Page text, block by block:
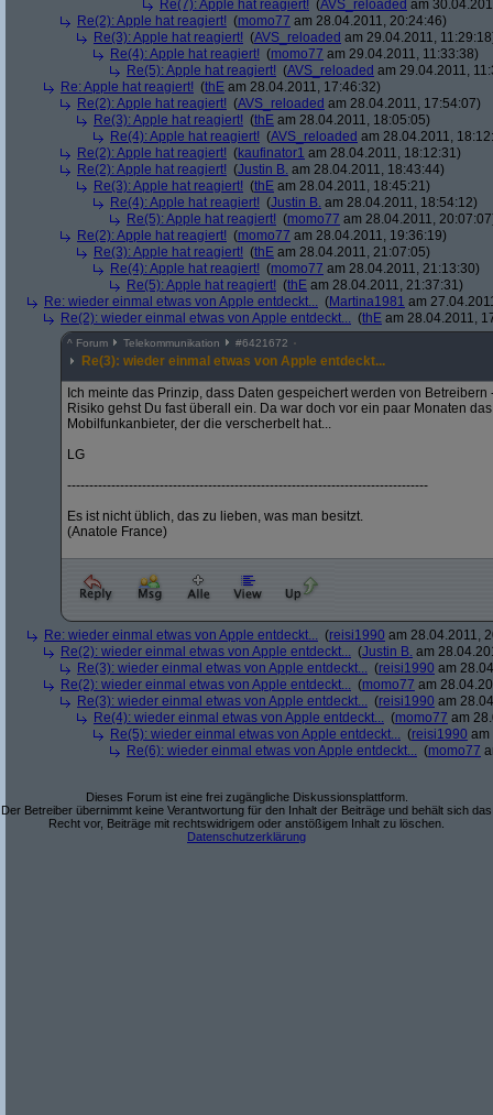
Re(7): Apple hat reagiert! (AVS_reloaded am
Re(2): Apple hat reagiert! (momo77 am 28.04.2011, 20:24:46)
Re(3): Apple hat reagiert! (AVS_reloaded am 29.04.2011,
Re(4): Apple hat reagiert! (momo77 am 29.04.2011, 11:33:38)
Re(5): Apple hat reagiert! (AVS_reloaded am 29.04.2011,
Re: Apple hat reagiert! (thE am 28.04.2011, 17:46:32)
Re(2): Apple hat reagiert! (AVS_reloaded am 28.04.2011, 17:54:07)
Re(3): Apple hat reagiert! (thE am 28.04.2011, 18:05:05)
Re(4): Apple hat reagiert! (AVS_reloaded am 28.04.2011,
Re(2): Apple hat reagiert! (kaufinator1 am 28.04.2011, 18:12:31)
Re(2): Apple hat reagiert! (Justin B. am 28.04.2011, 18:43:44)
Re(3): Apple hat reagiert! (thE am 28.04.2011, 18:45:21)
Re(4): Apple hat reagiert! (Justin B. am 28.04.2011, 18:54:12)
Re(5): Apple hat reagiert! (momo77 am 28.04.2011,
Re(2): Apple hat reagiert! (momo77 am 28.04.2011, 19:36:19)
Re(3): Apple hat reagiert! (thE am 28.04.2011, 21:07:05)
Re(4): Apple hat reagiert! (momo77 am 28.04.2011, 21:13:30)
Re(5): Apple hat reagiert! (thE am 28.04.2011, 21:37:31)
Re: wieder einmal etwas von Apple entdeckt... (Martina1981 am
Re(2): wieder einmal etwas von Apple entdeckt... (thE am 28.04.2011,
^ Forum Telekommunikation #6421672
Re(3): wieder einmal etwas von Apple entdeckt...
Ich meinte das Prinzip, dass Daten gespeichert werden von
Risiko gehst Du fast überall ein. Da war doch vor ein paar Monaten
Mobilfunkanbieter, der die verscherbelt hat...
LG
----------------------------------------------------------------------------------
Es ist nicht üblich, das zu lieben, was man besitzt.
(Anatole France)
Re: wieder einmal etwas von Apple entdeckt... (reisi1990 am 28.04.2011,
Re(2): wieder einmal etwas von Apple entdeckt... (Justin B. am
Re(3): wieder einmal etwas von Apple entdeckt... (reisi1990 am
Re(2): wieder einmal etwas von Apple entdeckt... (momo77 am
Re(3): wieder einmal etwas von Apple entdeckt... (reisi1990 am
Re(4): wieder einmal etwas von Apple entdeckt... (momo77 am
Re(5): wieder einmal etwas von Apple entdeckt... (reisi1990 am
Re(6): wieder einmal etwas von Apple entdeckt... (momo77
Dieses Forum ist eine frei zugängliche Diskussionsplattform.
Der Betreiber übernimmt keine Verantwortung für den Inhalt der Beiträge und behält sich das
Recht vor, Beiträge mit rechtswidrigem oder anstößigem Inhalt zu löschen.
Datenschutzerklärung